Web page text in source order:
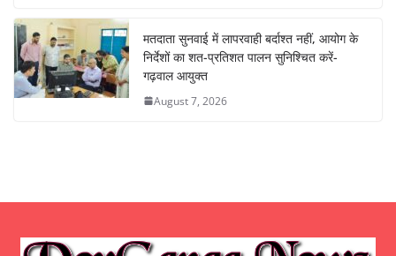
मतदाता सुनवाई में लापरवाही बर्दाश्त नहीं, आयोग के
निर्देशों का शत-प्रतिशत पालन सुनिश्चित करें-
गढ़वाल आयुक्त
August 7, 2026